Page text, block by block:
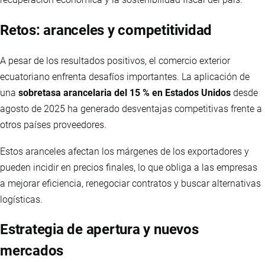
Retos: aranceles y competitividad
A pesar de los resultados positivos, el comercio exterior
ecuatoriano enfrenta desafíos importantes. La aplicación de
una sobretasa arancelaria del 15 % en Estados Unidos desde
agosto de 2025 ha generado desventajas competitivas frente a
otros países proveedores.
Estos aranceles afectan los márgenes de los exportadores y
pueden incidir en precios finales, lo que obliga a las empresas
a mejorar eficiencia, renegociar contratos y buscar alternativas
logísticas.
Estrategia de apertura y nuevos
mercados